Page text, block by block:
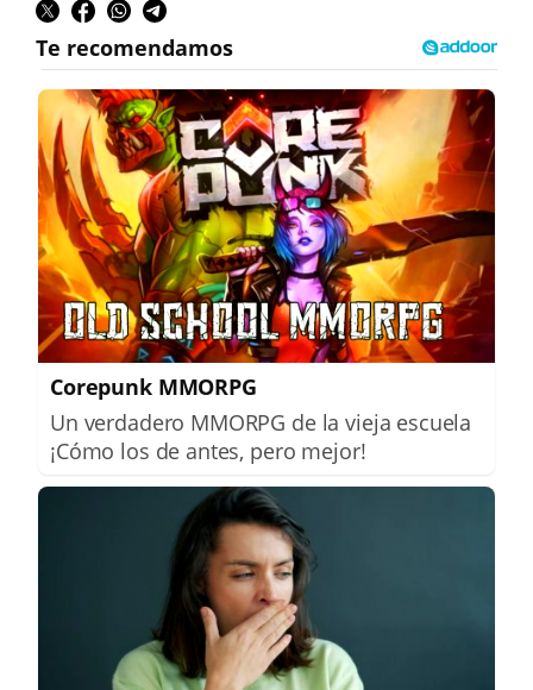
Corepunk MMORPG
Un verdadero MMORPG de la vieja escuela
¡Cómo los de antes, pero mejor!